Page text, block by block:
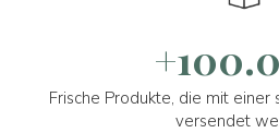
Frische Produkte, die mit einer
versendet